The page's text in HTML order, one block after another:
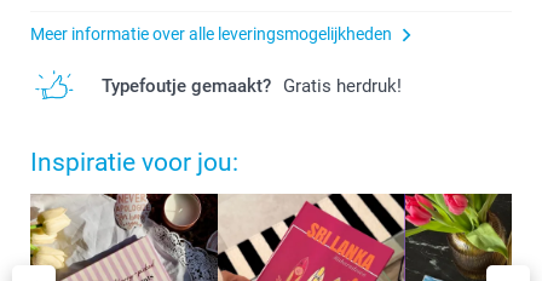
Meer informatie over alle leveringsmogelijkheden
Typefoutje gemaakt? Gratis herdruk!
Inspiratie voor jou: